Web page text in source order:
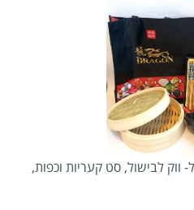
ווק לבישול, סט קעריות וכפות,